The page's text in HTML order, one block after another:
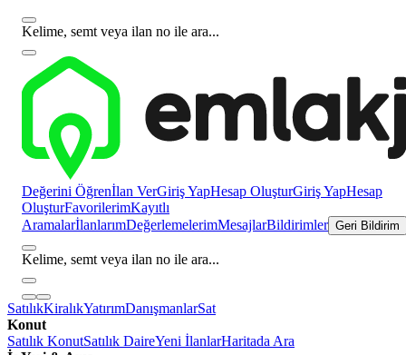
Kelime, semt veya ilan no ile ara...
Değerini Öğrenİlan VerGiriş YapHesap OluşturGiriş YapHesap
OluşturFavorilerimKayıtlı
AramalarİlanlarımDeğerlemelerimMesajlarBildirimler Geri Bildirim
Kelime, semt veya ilan no ile ara...
SatılıkKiralıkYatırımDanışmanlarSat
Konut
Satılık KonutSatılık DaireYeni İlanlarHaritada Ara